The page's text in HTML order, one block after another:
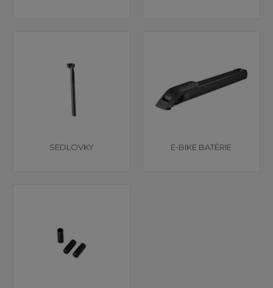
SEDLOVKY E-BIKE BATÉRIE